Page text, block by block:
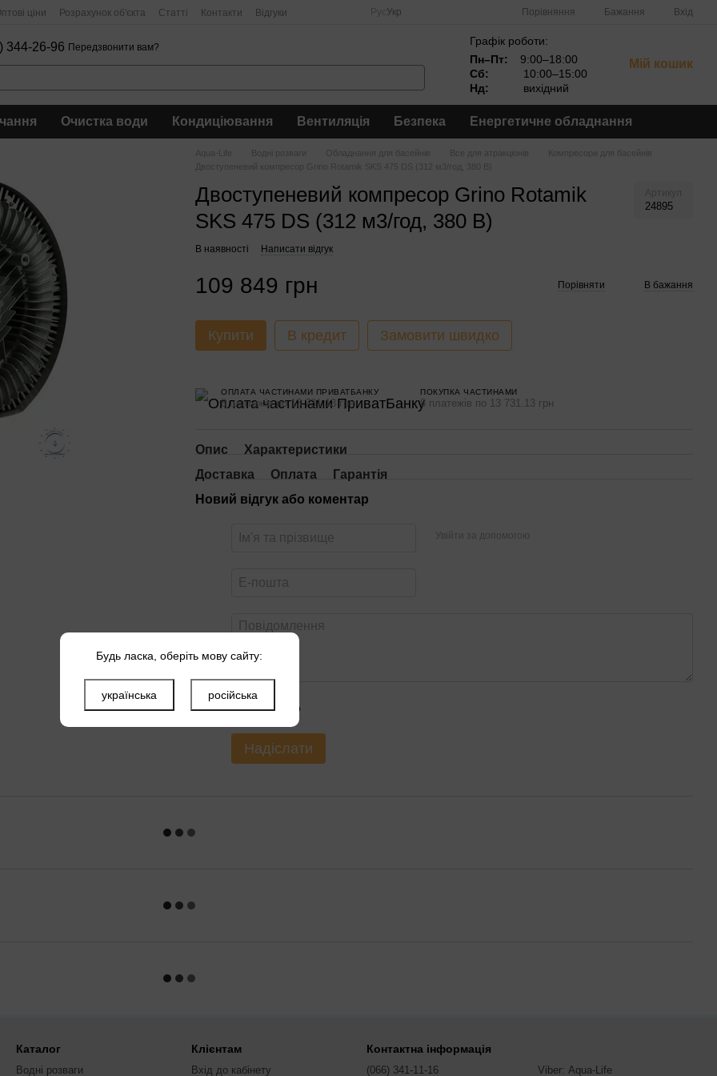
ціни Розрахунок об'єкта Статті Контакти Відгуки Укр Порівняння Бажання Вхід
344-26-96 Передзвонити вам?
Графік роботи:
Пн–Пт:
9:00–18:00
Сб:
10:00–15:00
Нд:
вихідний
Мій кошик
Очистка води Кондиціювання Вентиляція Безпека Енергетичне обладнання
Aqua-Life Водні розваги Обладнання для басейнів Все для атракціонів
Компресори для басейнів
Двоступеневий компресор Grino Rotamik SKS 475 DS (312 м3/год, 380 В)
Двоступеневий компресор Grino Rotamik
SKS 475 DS (312 м3/год, 380 В)
24895
В наявності Написати відгук
109 849 грн Порівняти В бажання
Купити В кредит Замовити швидко
ОПЛАТА ЧАСТИНАМИ ПРИВАТБАНКУ
8 платежів по 13 731.13 грн
ПОКУПКА ЧАСТИНАМИ
8 платежів по 13 731.13 грн
Опис
Характеристики
Доставка
Оплата
Гарантія
Новий відгук або коментар
Увійти за допомогою
Оцініть товар
Надіслати
Каталог
Водні розваги
Клієнтам
Вхід до кабінету
Контактна інформація
(066) 341-11-16 Viber: Aqua-Life
Будь ласка, оберіть мову сайту:
українська російська